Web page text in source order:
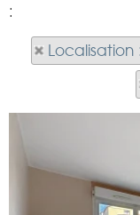
:
Localisation :